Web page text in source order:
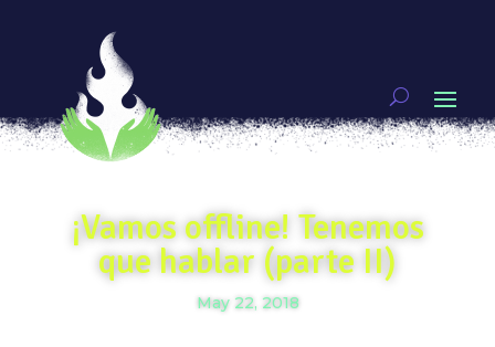
¡Vamos offline! Tenemos
que hablar (parte II)
May 22, 2018